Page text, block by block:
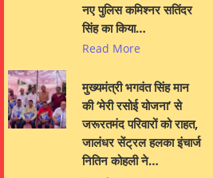
नए पुलिस कमिश्नर सतिंदर
सिंह का किया…
Read More
मुख्यमंत्री भगवंत सिंह मान
की ‘मेरी रसोई योजना’ से
जरूरतमंद परिवारों को राहत,
जालंधर सेंट्रल हलका इंचार्ज
नितिन कोहली ने…